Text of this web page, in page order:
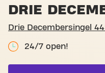
DRIE
Drie Decembersingel
24/7 open!